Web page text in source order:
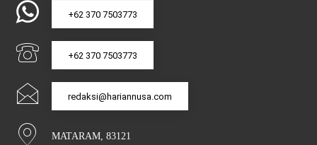
+62 370 7503773
+62 370 7503773
redaksi@hariannusa.com
MATARAM, 83121